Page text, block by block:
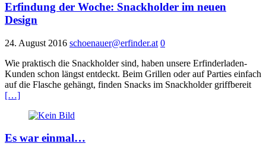
Erfindung der Woche: Snackholder im neuen
Design
24. August 2016 schoenauer@erfinder.at 0
Wie praktisch die Snackholder sind, haben unsere Erfinderladen-
Kunden schon längst entdeckt. Beim Grillen oder auf Parties einfach
auf die Flasche gehängt, finden Snacks im Snackholder griffbereit
[…]
Es war einmal…